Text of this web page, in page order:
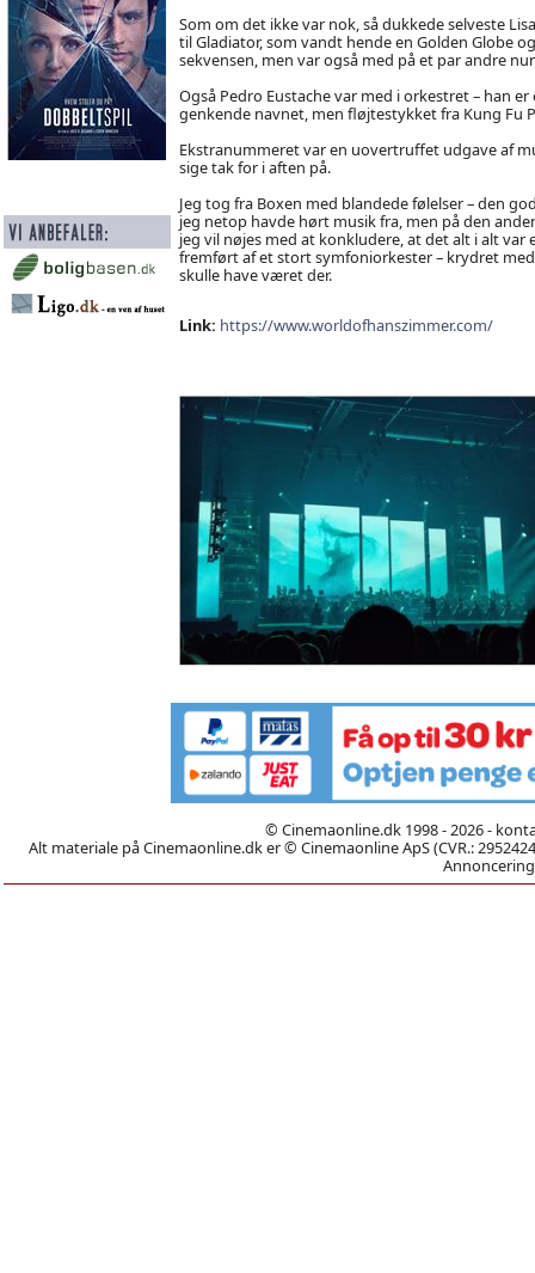
Som om det ikke var nok, så dukkede selveste
til Gladiator, som vandt hende en Golden Globe
sekvensen, men var også med på et par andre
Også Pedro Eustache var med i orkestret – han
genkende navnet, men fløjtestykket fra Kung Fu
Ekstranummeret var en uovertruffet udgave af
sige tak for i aften på.
Jeg tog fra Boxen med blandede følelser – den
jeg netop havde hørt musik fra, men på den
jeg vil nøjes med at konkludere, at det alt i alt
fremført af et stort symfoniorkester – krydret
skulle have været der.
Link: https://www.worldofhanszimmer.com/
© Cinemaonline.dk 1998 - 2026 -
Alt materiale på Cinemaonline.dk er © Cinemaonline ApS (CVR.: